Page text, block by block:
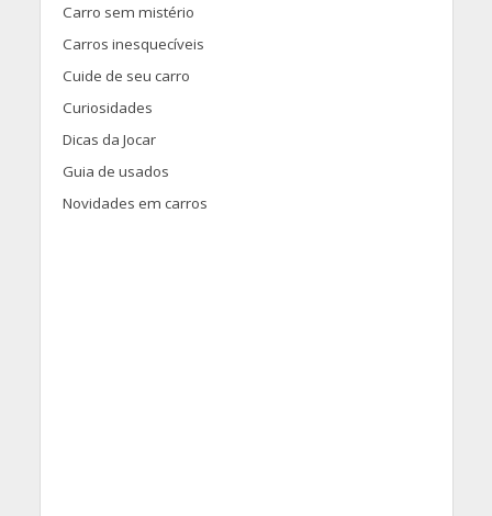
Carro sem mistério
Carros inesquecíveis
Cuide de seu carro
Curiosidades
Dicas da Jocar
Guia de usados
Novidades em carros